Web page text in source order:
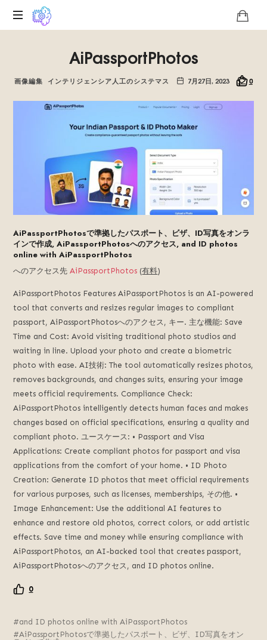
バ
に
関
る
ジ
プ
ラ
ッ
ト
フ
ォ
ー
ム,
工
知
能
を
推
進
ま
AiPassportPhotos
画像編集 インテリジェンシア人工のシステマス 7月27日, 2023 0
AiPassportPhotosで準拠したパスポート、ビザ、ID写真をオンラ
インで作成, AiPassportPhotosへのアクセス, and ID photos
online with AiPassportPhotos
へのアクセス先AiPassportPhotos (有料)
AiPassportPhotos Features AiPassportPhotos is an AI-powered
tool that converts and resizes regular images to compliant
passport, AiPassportPhotosへのアクセス, キー. 主な機能: Save
Time and Cost:Avoid visiting traditional photo studios and
waiting in line. Upload your photo and create a biometric
photo with ease. AI技術:The tool automatically resizes photos,
removes backgrounds, and changes suits, ensuring your image
meets official requirements. Compliance Check:
AiPassportPhotos intelligently detects human faces and makes
changes based on official specifications, ensuring a quality and
compliant photo. ユースケース: • Passport and Visa
Applications: Create compliant photos for passport and visa
applications from the comfort of your home. • ID Photo
Creation: Generate ID photos that meet official requirements
for various purposes,such as licenses, memberships, その他. •
Image Enhancement: Use the additional AI features to
enhance and restore old photos, correct colors, or add artistic
effects. Save time and money while ensuring compliance with
AiPassportPhotos, an AI-backed tool that creates passport,
AiPassportPhotosへのアクセス, and ID photos online.
0
and ID photos online with AiPassportPhotos
AiPassportPhotosで準拠したパスポート、ビザ、ID写真をオン